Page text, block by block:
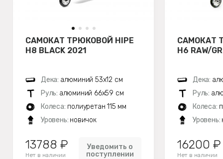
САМОКАТ ТРЮКОВОЙ HIPE
H8 BLACK 2021
Дека: алюминий 53х12 см
Руль: алюминий 66х59 см
Колеса: полиуретан 115 мм
Уровень: новичок
13788 ₽
Нет в наличии
Уведомить о
поступлении
САМОКАТ
H6 RAW/
Дека:
Руль:
Колеса:
Уровень:
16200 ₽
Нет в наличии